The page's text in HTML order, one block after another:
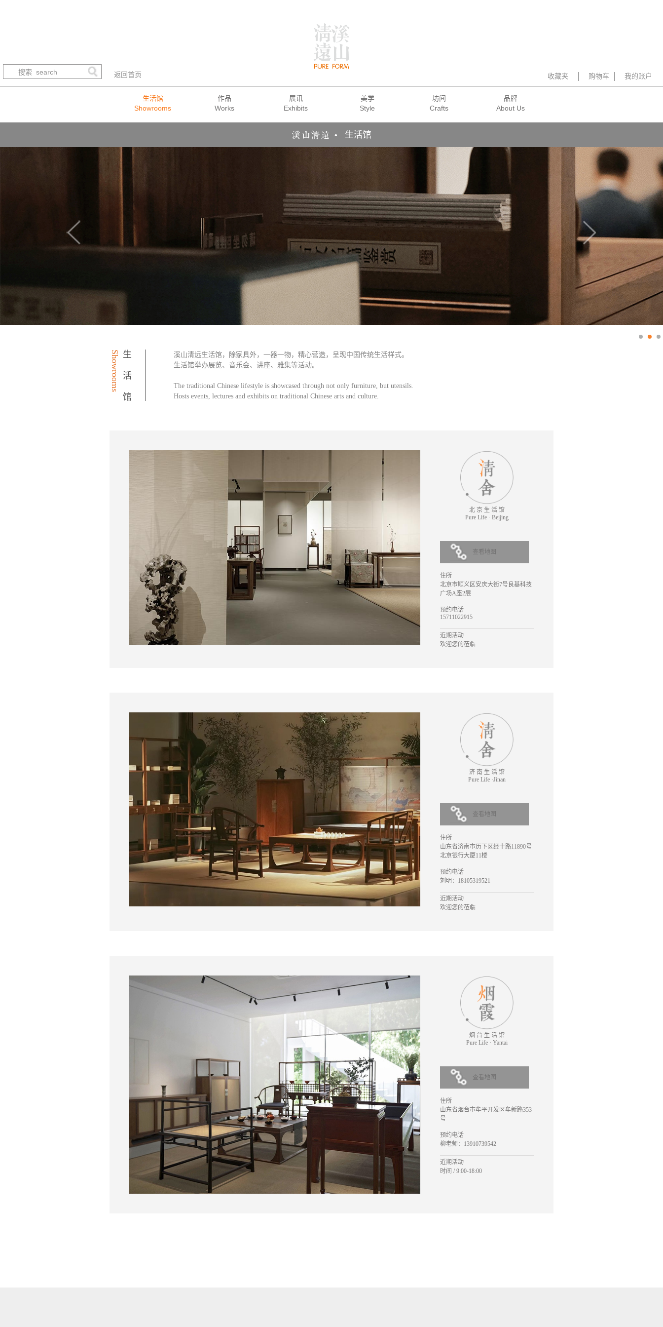
返回首页 收藏夹 购物车 我的账户
生活馆 作品 展讯 美学 坊间 品牌
生活馆
Showrooms生活馆
溪山清远生活馆，除家具外，一器一物，精心营造，呈现中国传统生活样式。
生活馆举办展览、音乐会、讲座、雅集等活动。
The traditional Chinese lifestyle is showcased through not only furniture, but utensils.
Hosts events, lectures and exhibits on traditional Chinese arts and culture.
北 京 生 活 馆
Pure Life · Beijing
查看地图
住所
北京市顺义区安庆大街7号良基科技
广场A座2层
预约电话
15711022915
近期活动
欢迎您的莅临
济 南 生 活 馆
Pure Life ·Jinan
查看地图
住所
山东省济南市历下区经十路11890号
北京银行大厦11楼
预约电话
刘明：18105319521
近期活动
欢迎您的莅临
烟 台 生 活 馆
Pure Life · Yantai
查看地图
住所
山东省烟台市牟平开发区牟新路353
号
预约电话
柳老师：13910739542
近期活动
时间 / 9:00-18:00